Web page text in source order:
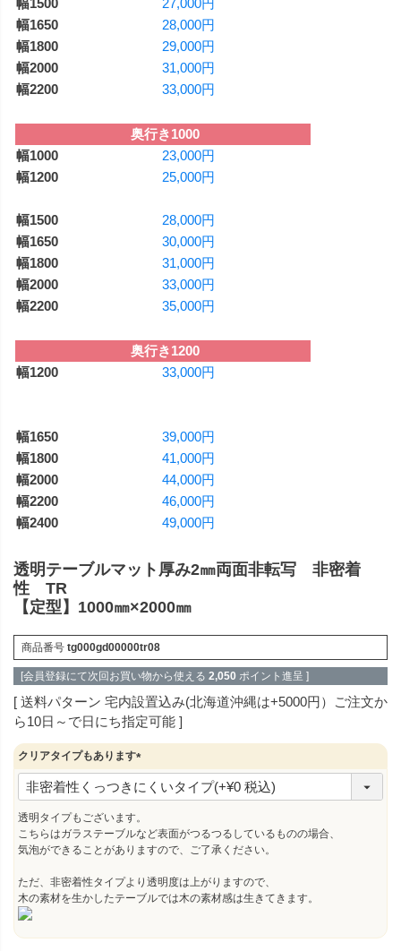
27,000円
28,000円
29,000円
31,000円
33,000円
奥行き1000
23,000円
25,000円
28,000円
30,000円
31,000円
33,000円
35,000円
奥行き1200
33,000円
39,000円
41,000円
44,000円
46,000円
49,000円
透明テーブルマット厚み2㎜両面非転写 非密着
性 TR
【定型】1000㎜×2000㎜
商品番号 tg000gd00000tr08
[会員登録にて次回お買い物から使える 2,050 ポイント進呈 ]
送料パターン 宅内設置込み(北海道沖縄は+5000円）ご注文か
ら10日～で日にち指定可能
クリアタイプもあります
(
必
)
透明タイプもございます。
こちらはガラステーブルなど表面がつるつるしているものの場合、
気泡ができることがありますので、ご了承ください。
ただ、非密着性タイプより透明度は上がりますので、
木の素材を生かしたテーブルでは木の素材感は生きてきます。